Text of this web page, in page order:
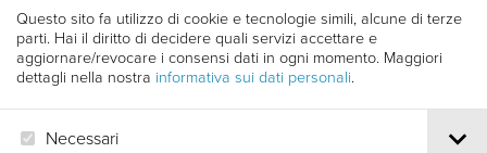
Questo sito fa utilizzo di cookie e tecnologie simili, alcune di terze
parti. Hai il diritto di decidere quali servizi accettare e
aggiornare/revocare i consensi dati in ogni momento. Maggiori
dettagli nella nostra informativa sui dati personali.
Necessari